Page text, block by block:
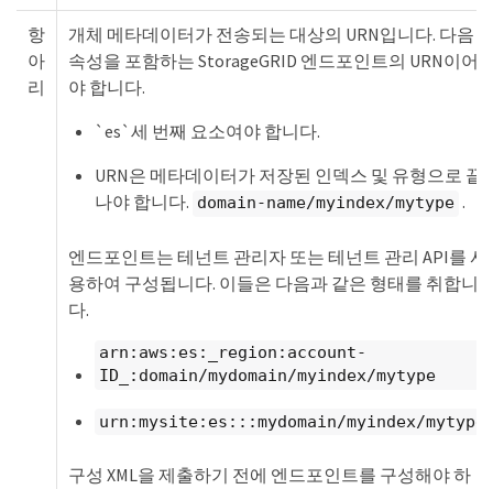
항
아
리
개체 메타데이터가 전송되는 대상의 URN입니다. 다음
속성을 포함하는 StorageGRID 엔드포인트의 URN이어
야 합니다.
`es`세 번째 요소여야 합니다.
URN은 메타데이터가 저장된 인덱스 및 유형으로 끝
나야 합니다. domain-name/myindex/mytype .
엔드포인트는 테넌트 관리자 또는 테넌트 관리 API를 사
용하여 구성됩니다. 이들은 다음과 같은 형태를 취합니
다.
arn:aws:es:_region:account-
ID_:domain/mydomain/myindex/mytype
urn:mysite:es:::mydomain/myindex/mytype
구성 XML을 제출하기 전에 엔드포인트를 구성해야 하